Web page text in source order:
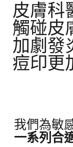
皮膚科
觸碰皮
加劇發
痘印更
我們為敏
一系列合